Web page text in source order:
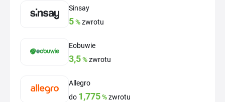
Sinsay
5%zwrotu
Eobuwie
3,5%zwrotu
Allegro
do 1,775%zwrotu